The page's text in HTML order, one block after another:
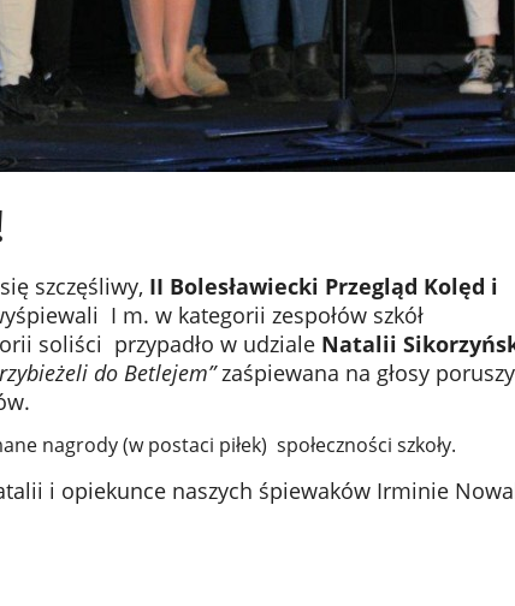
szczęśliwy, II Bolesławiecki Przegląd Kolęd i
I m. w kategorii zespołów szkół
soliści przypadło w udziale Natalii
do Betlejem”zaśpiewana na głosy
nagrody (w postaci piłek) społeczności szkoły.
i opiekunce naszych śpiewaków Irminie